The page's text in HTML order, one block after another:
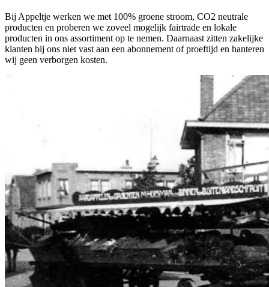
Bij Appeltje werken we met 100% groene stroom, CO2 neutrale
producten en proberen we zoveel mogelijk fairtrade en lokale
producten in ons assortiment op te nemen. Daarnaast zitten zakelijke
klanten bij ons niet vast aan een abonnement of proeftijd en hanteren
wij geen verborgen kosten.